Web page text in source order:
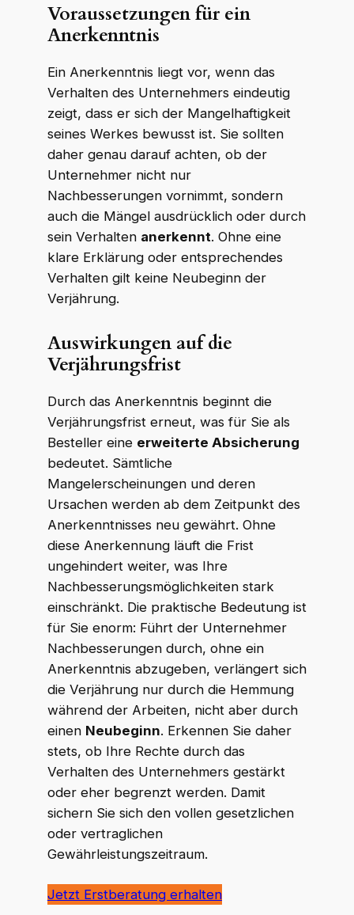
Voraussetzungen für ein
Anerkenntnis
Ein Anerkenntnis liegt vor, wenn das
Verhalten des Unternehmers eindeutig
zeigt, dass er sich der Mangelhaftigkeit
seines Werkes bewusst ist. Sie sollten
daher genau darauf achten, ob der
Unternehmer nicht nur
Nachbesserungen vornimmt, sondern
auch die Mängel ausdrücklich oder durch
sein Verhalten anerkennt. Ohne eine
klare Erklärung oder entsprechendes
Verhalten gilt keine Neubeginn der
Verjährung.
Auswirkungen auf die
Verjährungsfrist
Durch das Anerkenntnis beginnt die
Verjährungsfrist erneut, was für Sie als
Besteller eine erweiterte Absicherung
bedeutet. Sämtliche
Mangelerscheinungen und deren
Ursachen werden ab dem Zeitpunkt des
Anerkenntnisses neu gewährt. Ohne
diese Anerkennung läuft die Frist
ungehindert weiter, was Ihre
Nachbesserungsmöglichkeiten stark
einschränkt. Die praktische Bedeutung ist
für Sie enorm: Führt der Unternehmer
Nachbesserungen durch, ohne ein
Anerkenntnis abzugeben, verlängert sich
die Verjährung nur durch die Hemmung
während der Arbeiten, nicht aber durch
einen Neubeginn. Erkennen Sie daher
stets, ob Ihre Rechte durch das
Verhalten des Unternehmers gestärkt
oder eher begrenzt werden. Damit
sichern Sie sich den vollen gesetzlichen
oder vertraglichen
Gewährleistungszeitraum.
Jetzt Erstberatung erhalten